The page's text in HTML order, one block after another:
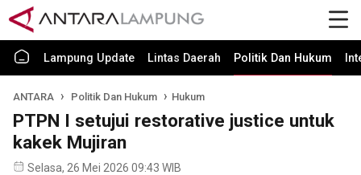
Lampung Update Lintas Daerah Politik Dan Hukum
ANTARA Politik Dan Hukum Hukum
PTPN I setujui restorative justice untuk
kakek Mujiran
Selasa, 26 Mei 2026 09:43 WIB